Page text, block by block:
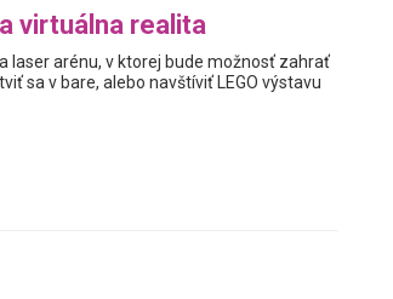
virtuálna realita
laser arénu, v ktorej bude možnosť zahrať
sa v bare, alebo navštíviť LEGO výstavu